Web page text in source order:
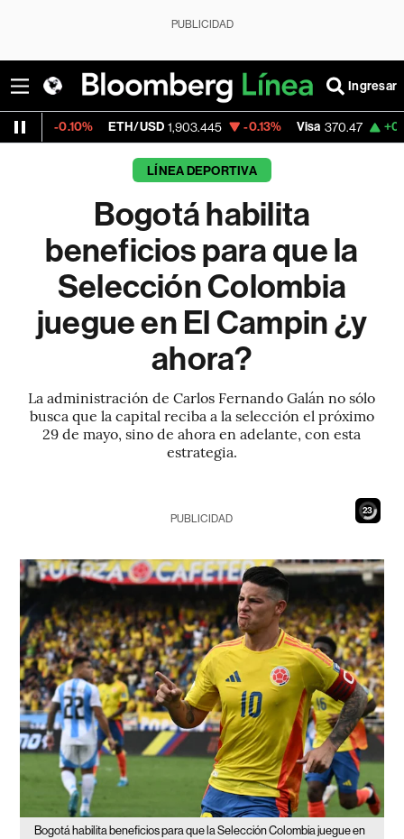
PUBLICIDAD
Ingresar
ETH/USD 1,903.445 -0.13% Visa 370.47 +0.52%
LÍNEA DEPORTIVA
Bogotá habilita
beneficios para que la
Selección Colombia
juegue en El Campin ¿y
ahora?
La administración de Carlos Fernando Galán no sólo
busca que la capital reciba a la selección el próximo
29 de mayo, sino de ahora en adelante, con esta
estrategia.
22
PUBLICIDAD
Bogotá habilita beneficios para que la Selección Colombia juegue en